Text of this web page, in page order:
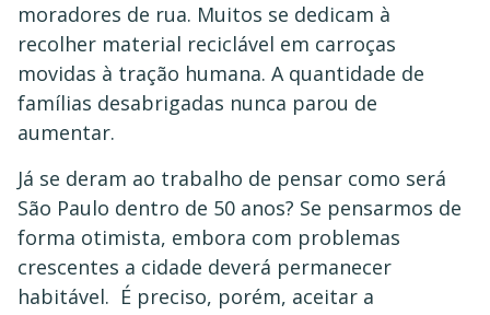
moradores de rua. Muitos se dedicam à
recolher material reciclável em carroças
movidas à tração humana. A quantidade de
famílias desabrigadas nunca parou de
aumentar.
Já se deram ao trabalho de pensar como será
São Paulo dentro de 50 anos? Se pensarmos de
forma otimista, embora com problemas
crescentes a cidade deverá permanecer
habitável. É preciso, porém, aceitar a